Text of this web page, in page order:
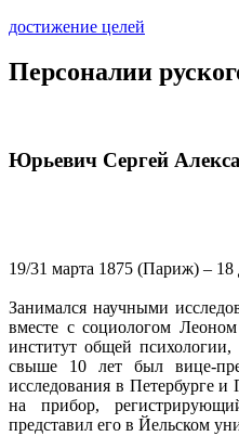
достижение целей
Персоналии
Юрьевич Сергей
19/31 марта 1875 (Париж) –
Занимался научными
вместе с социологом
институт общей психологии,
свыше 10 лет был вице-
исследования в Петербурге
на прибор,
представил его в Йельском